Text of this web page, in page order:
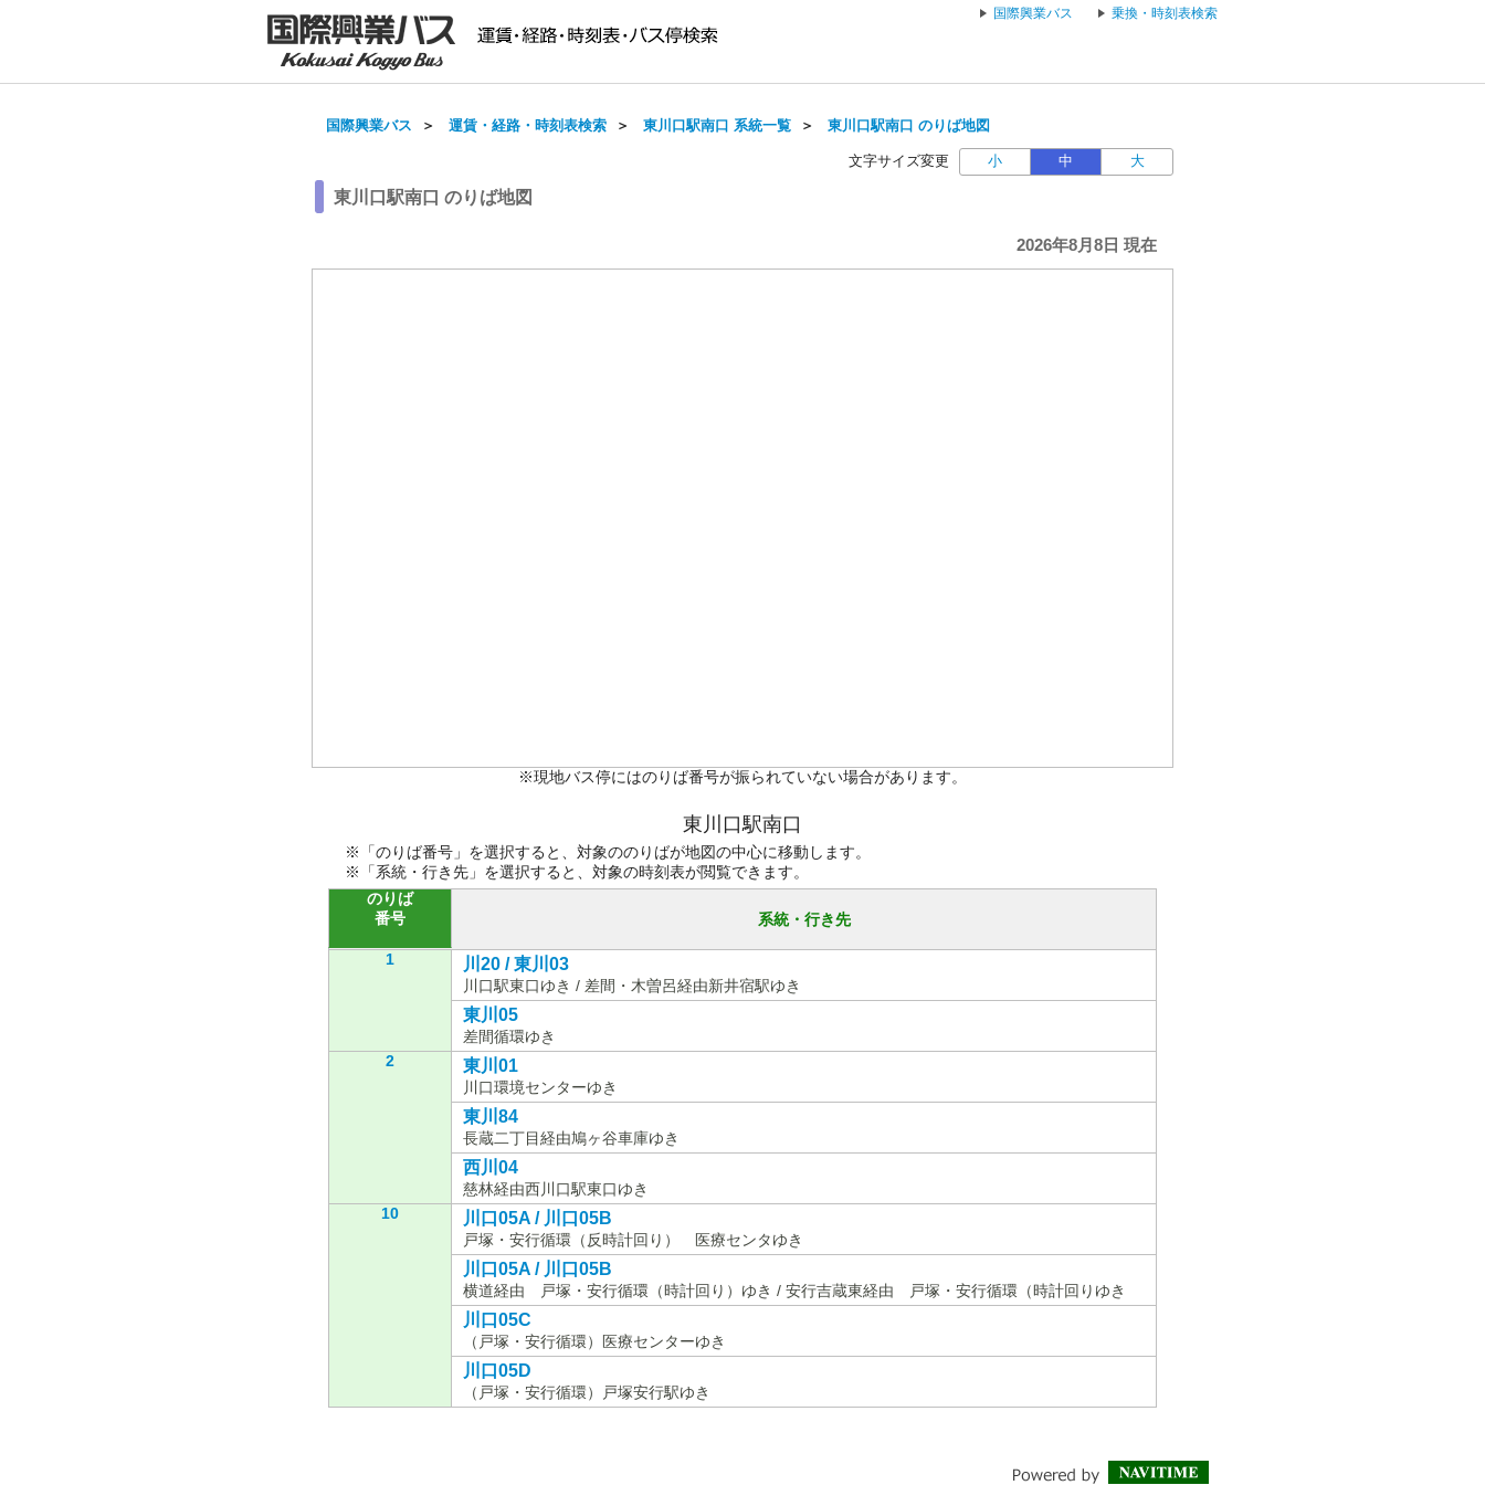
国際興業バス 乗換・時刻表検索
国際興業バス ＞ 運賃・経路・時刻表検索 ＞ 東川口駅南口 系統一覧 ＞ 東川口駅南口 のりば地図
文字サイズ変更 小 中 大
東川口駅南口 のりば地図
2026年8月8日 現在
※現地バス停にはのりば番号が振られていない場合があります。
東川口駅南口
※「のりば番号」を選択すると、対象ののりばが地図の中心に移動します。
※「系統・行き先」を選択すると、対象の時刻表が閲覧できます。
のりば
番号
系統・行き先
1 川20 / 東川03
川口駅東口ゆき / 差間・木曽呂経由新井宿駅ゆき
東川05
差間循環ゆき
2
東川01
川口環境センターゆき
東川84
長蔵二丁目経由鳩ヶ谷車庫ゆき
西川04
慈林経由西川口駅東口ゆき
10
川口05A / 川口05B
戸塚・安行循環（反時計回り） 医療センタゆき
川口05A / 川口05B
横道経由 戸塚・安行循環（時計回り）ゆき / 安行吉蔵東経由 戸塚・安行循環（時計回りゆき
川口05C
（戸塚・安行循環）医療センターゆき
川口05D
（戸塚・安行循環）戸塚安行駅ゆき